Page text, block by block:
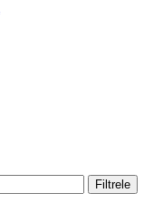
Filtrele